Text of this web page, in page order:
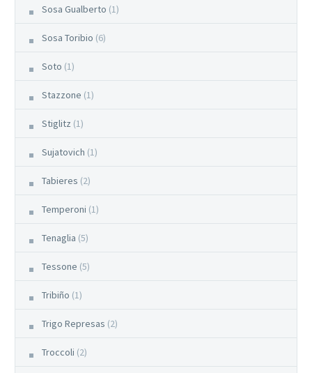
Sosa Gualberto (1)
Sosa Toribio (6)
Soto (1)
Stazzone (1)
Stiglitz (1)
Sujatovich (1)
Tabieres (2)
Temperoni (1)
Tenaglia (5)
Tessone (5)
Tribiño (1)
Trigo Represas (2)
Troccoli (2)